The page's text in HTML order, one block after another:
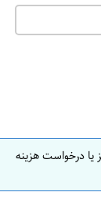
یا درخواست هزینه